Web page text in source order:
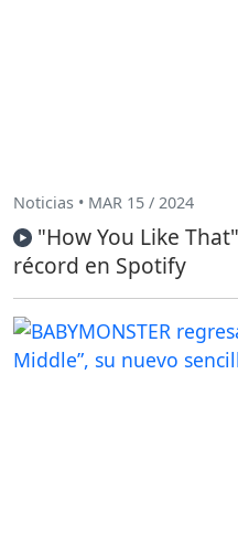
Noticias • MAR 15 / 2024
"How You Like
récord en Spotify